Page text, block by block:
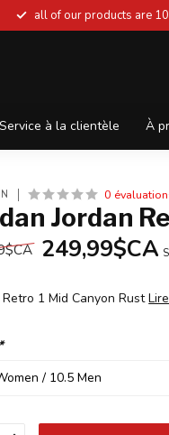
all of our products are
Service à la clientèle À
0
Jordan
249,99$CA
Retro 1 Mid Canyon Rust
*